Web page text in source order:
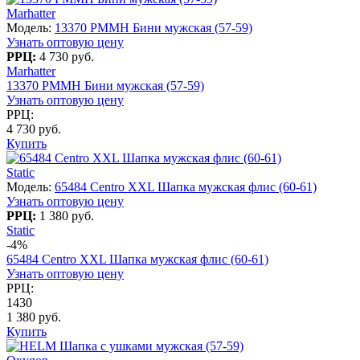
Marhatter
Модель: 13370 PMMH Бини мужская (57-59)
Узнать оптовую цену
РРЦ: 4 730 руб.
Marhatter
13370 PMMH Бини мужская (57-59)
Узнать оптовую цену
РРЦ:
4 730 руб.
Купить
Static
Модель: 65484 Centro XXL Шапка мужская флис (60-61)
Узнать оптовую цену
РРЦ: 1 380 руб.
Static
-4%
65484 Centro XXL Шапка мужская флис (60-61)
Узнать оптовую цену
РРЦ:
1430
1 380 руб.
Купить